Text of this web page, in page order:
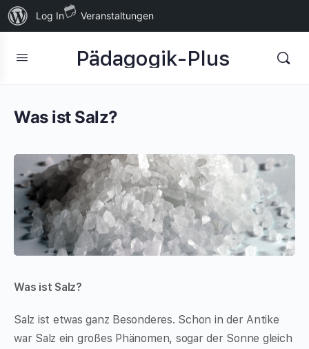
Über
WordPress
Log In Veranstaltungen
Pädagogik-Plus
Was ist Salz?
Was ist Salz?
Salz ist etwas ganz Besonderes. Schon in der Antike
war Salz ein großes Phänomen, sogar der Sonne gleich